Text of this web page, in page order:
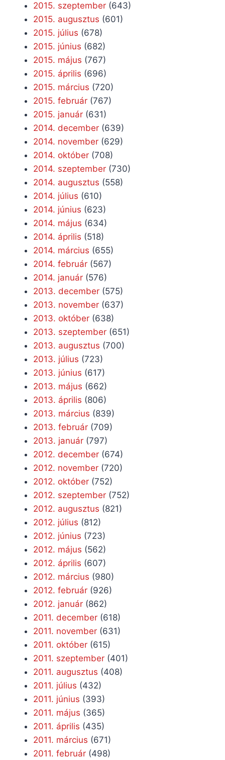
2015. szeptember (643)
2015. augusztus (601)
2015. július (678)
2015. június (682)
2015. május (767)
2015. április (696)
2015. március (720)
2015. február (767)
2015. január (631)
2014. december (639)
2014. november (629)
2014. október (708)
2014. szeptember (730)
2014. augusztus (558)
2014. július (610)
2014. június (623)
2014. május (634)
2014. április (518)
2014. március (655)
2014. február (567)
2014. január (576)
2013. december (575)
2013. november (637)
2013. október (638)
2013. szeptember (651)
2013. augusztus (700)
2013. július (723)
2013. június (617)
2013. május (662)
2013. április (806)
2013. március (839)
2013. február (709)
2013. január (797)
2012. december (674)
2012. november (720)
2012. október (752)
2012. szeptember (752)
2012. augusztus (821)
2012. július (812)
2012. június (723)
2012. május (562)
2012. április (607)
2012. március (980)
2012. február (926)
2012. január (862)
2011. december (618)
2011. november (631)
2011. október (615)
2011. szeptember (401)
2011. augusztus (408)
2011. július (432)
2011. június (393)
2011. május (365)
2011. április (435)
2011. március (671)
2011. február (498)